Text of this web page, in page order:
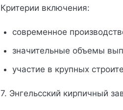
Критерии включения:
современное
значительные объемы
участие в крупных
7. Энгельсский кирпичный